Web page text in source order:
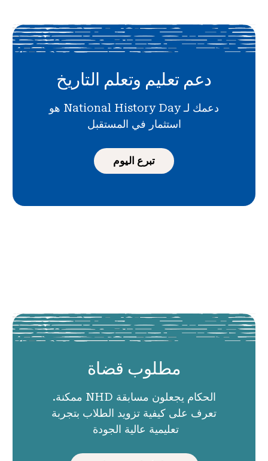
دعم تعليم وتعلم التاريخ
دعمك لـ National History Day هو
استثمار في المستقبل
تبرع اليوم
مطلوب قضاة
الحكام يجعلون مسابقة NHD ممكنة.
تعرف على كيفية تزويد الطلاب بتجربة
تعليمية عالية الجودة